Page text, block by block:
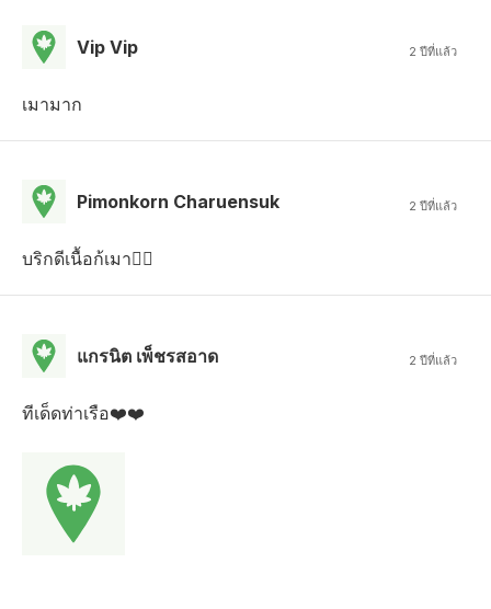
Vip Vip 2 ปีที่แล้ว
เมามาก
Pimonkorn Charuensuk 2 ปีที่แล้ว
บริกดีเนื้อก้เมา👌🏻
แกรนิต เพ็ชรสอาด 2 ปีที่แล้ว
ทีเด็ดท่าเรือ❤️❤️